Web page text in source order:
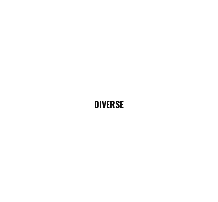
DIVERSE